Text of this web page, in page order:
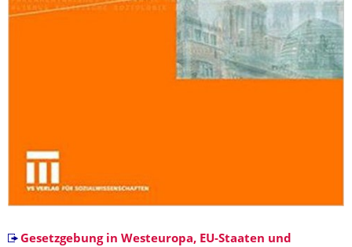
Gesetzgebung in Westeuropa, EU-Staaten und